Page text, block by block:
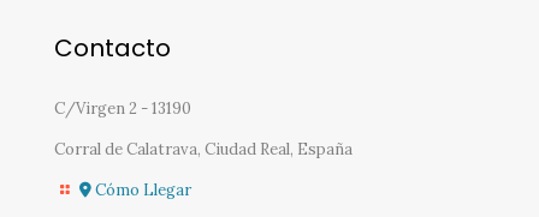
Contacto
C/Virgen 2 - 13190
Corral de Calatrava, Ciudad Real, España
Cómo Llegar